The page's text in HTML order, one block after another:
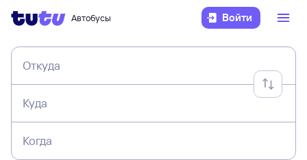
Автобусы Войти
Откуда
Куда
Когда